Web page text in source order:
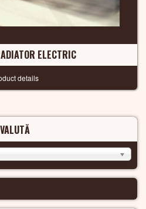
ELECTRIC
details
VALUTĂ